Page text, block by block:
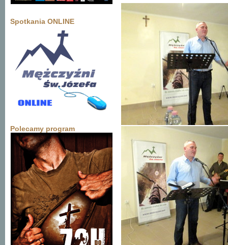
Spotkania ONLINE
Polecamy program